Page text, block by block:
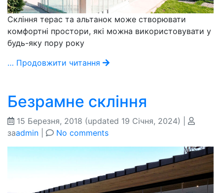
Скління терас та альтанок може створювати
комфортні простори, які можна використовувати у
будь-яку пору року
… Продовжити читання
Безрамне скління
15 Березня, 2018 (updated 19 Січня, 2024)
заadmin No comments